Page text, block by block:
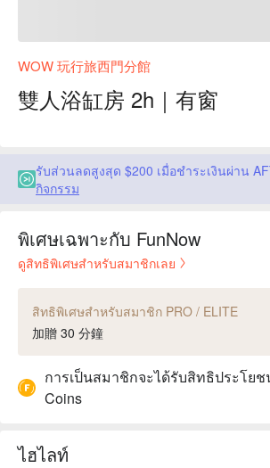
WOW 玩行旅西門分館
雙人浴缸房 2h｜有窗
รับส่วนลดสูงสุด $200 เมื่อชำระเงินผ่าน
กิจกรรม
พิเศษเฉพาะกับ FunNow
ดูสิทธิพิเศษสำหรับสมาชิกเลย
สิทธิพิเศษสำหรับสมาชิก PRO / ELITE
加贈 30 分鐘
การเป็นสมาชิกจะได้รับสิทธิประโยช
Coins
ไฮไลท์